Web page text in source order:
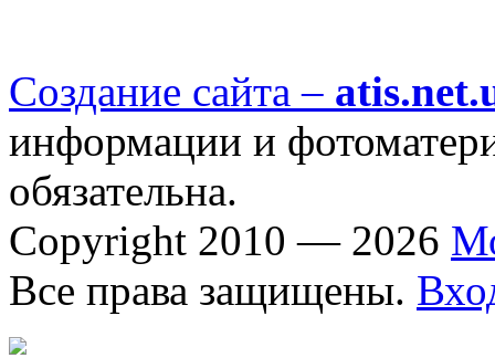
Создание сайта –
информации и
обязательна.
Copyright 2010 — 2026
Все права защищены.